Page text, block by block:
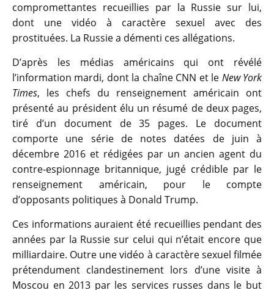
compromettantes recueillies par la Russie sur lui,
dont une vidéo à caractère sexuel avec des
prostituées. La Russie a démenti ces allégations.
D’après les médias américains qui ont révélé
l’information mardi, dont la chaîne CNN et le New York
Times, les chefs du renseignement américain ont
présenté au président élu un résumé de deux pages,
tiré d’un document de 35 pages. Le document
comporte une série de notes datées de juin à
décembre 2016 et rédigées par un ancien agent du
contre-espionnage britannique, jugé crédible par le
renseignement américain, pour le compte
d’opposants politiques à Donald Trump.
Ces informations auraient été recueillies pendant des
années par la Russie sur celui qui n’était encore que
milliardaire. Outre une vidéo à caractère sexuel filmée
prétendument clandestinement lors d’une visite à
Moscou en 2013 par les services russes dans le but